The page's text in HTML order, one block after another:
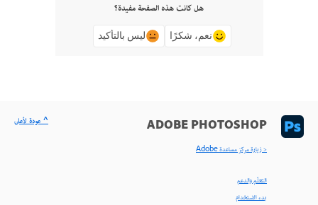
هل كانت هذه الصفحة مفيدة؟
نعم، شكرًا ليس بالتأكيد
ADOBE PHOTOSHOP
< زيارة مركز مساعدة Adobe
التعلّم والدعم
بدء الاستخدام
^ عودة لأعلى